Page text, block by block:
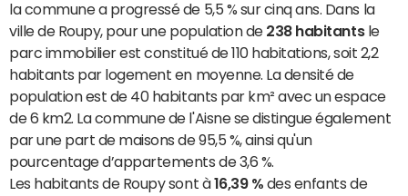
la commune a progressé de 5,5 % sur cinq ans. Dans la
ville de Roupy, pour une population de 238 habitantsle
parc immobilier est constitué de 110 habitations, soit 2,2
habitants par logement en moyenne. La densité de
population est de 40 habitants par km² avec un espace
de 6 km2. La commune de l'Aisne se distingue également
par une part de maisons de 95,5 %, ainsi qu'un
pourcentage d’appartements de 3,6 %.
Les habitants de Roupy sont à16,39 % des enfants de